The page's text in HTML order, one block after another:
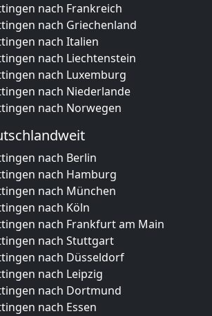
nach Frankreich
nach Griechenland
nach Italien
nach Liechtenstein
nach Luxemburg
nach Niederlande
nach Norwegen
nach Berlin
nach Hamburg
nach München
nach Köln
nach Frankfurt am Main
nach Stuttgart
nach Düsseldorf
nach Leipzig
nach Dortmund
nach Essen